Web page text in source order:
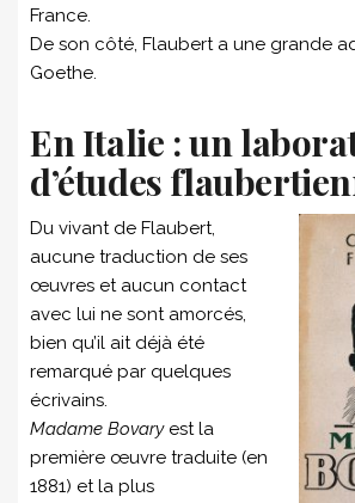
France.
De son côté, Flaubert a une grande
Goethe.
En Italie : un
d’études
Du vivant de Flaubert,
aucune traduction de ses
œuvres et aucun contact
avec lui ne sont amorcés,
bien qu’il ait déjà été
remarqué par quelques
écrivains.
Madame Bovaryest la
première œuvre traduite (en
1881) et la plus